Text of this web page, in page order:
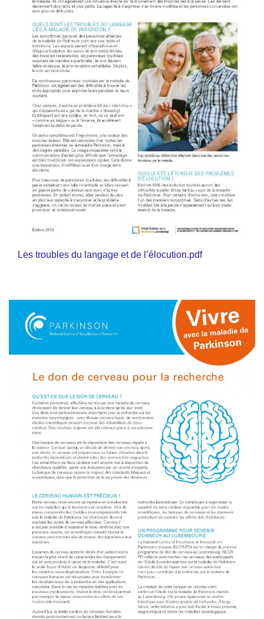
Les troubles du langage et de l’élocution.pdf